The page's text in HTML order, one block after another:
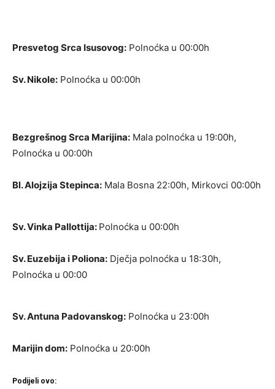
Presvetog Srca Isusovog: Polnoćka u 00:00h
Sv. Nikole: Polnoćka u 00:00h
Bezgrešnog Srca Marijina: Mala polnoćka u 19:00h,
Polnoćka u 00:00h
Bl. Alojzija Stepinca: Mala Bosna 22:00h, Mirkovci 00:00h
Sv. Vinka Pallottija: Polnoćka u 00:00h
Sv. Euzebija i Poliona: Dječja polnoćka u 18:30h,
Polnoćka u 00:00
Sv. Antuna Padovanskog: Polnoćka u 23:00h
Marijin dom: Polnoćka u 20:00h
Podijeli ovo: